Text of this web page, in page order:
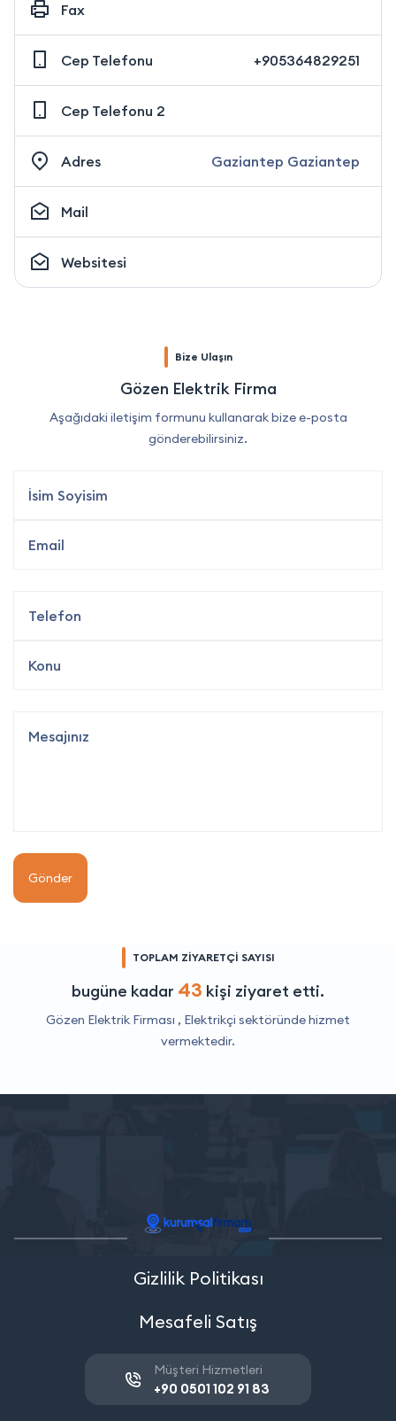
Fax
Cep Telefonu +905364829251
Cep Telefonu 2
Adres Gaziantep Gaziantep
Mail
Websitesi
Bize Ulaşın
Gözen Elektrik Firma
Aşağıdaki iletişim formunu kullanarak bize e-posta
gönderebilirsiniz.
Gönder
TOPLAM ZİYARETÇİ SAYISI
bugüne kadar 43 kişi ziyaret etti.
Gözen Elektrik Firması , Elektrikçi sektöründe hizmet
vermektedir.
Gizlilik Politikası
Mesafeli Satış
Müşteri Hizmetleri
+90 0501 102 91 83